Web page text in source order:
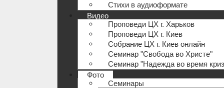
Стихи в аудиоформате
Видео
Проповеди ЦХ г. Харьков
Проповеди ЦХ г. Киев
Собрание ЦХ г. Киев онлайн
Семинар "Свобода во Христе"
Семинар "Надежда во время
Фото
Семинары